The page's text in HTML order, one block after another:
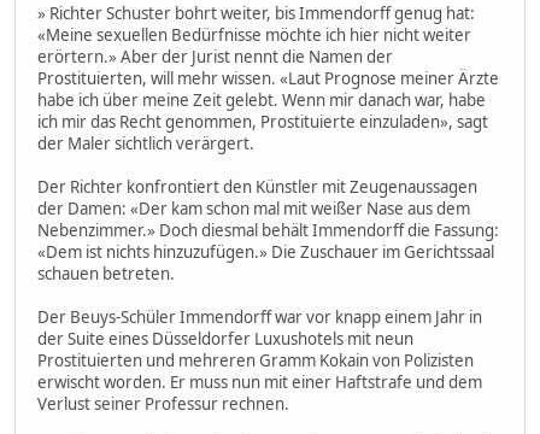
» Richter Schuster bohrt weiter, bis Immendorff genug hat:
«Meine sexuellen Bedürfnisse möchte ich hier nicht weiter
erörtern.» Aber der Jurist nennt die Namen der
Prostituierten, will mehr wissen. «Laut Prognose meiner Ärzte
habe ich über meine Zeit gelebt. Wenn mir danach war, habe
ich mir das Recht genommen, Prostituierte einzuladen», sagt
der Maler sichtlich verärgert.
Der Richter konfrontiert den Künstler mit Zeugenaussagen
der Damen: «Der kam schon mal mit weißer Nase aus dem
Nebenzimmer.» Doch diesmal behält Immendorff die Fassung:
«Dem ist nichts hinzuzufügen.» Die Zuschauer im Gerichtssaal
schauen betreten.
Der Beuys-Schüler Immendorff war vor knapp einem Jahr in
der Suite eines Düsseldorfer Luxushotels mit neun
Prostituierten und mehreren Gramm Kokain von Polizisten
erwischt worden. Er muss nun mit einer Haftstrafe und dem
Verlust seiner Professur rechnen.